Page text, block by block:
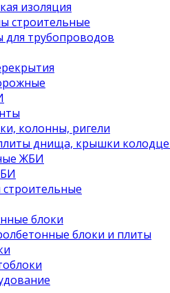
изоляция
строительные
для трубопроводов
колонны, ригели
днища, крышки
ЖБИ
блоки
блоки и плиты